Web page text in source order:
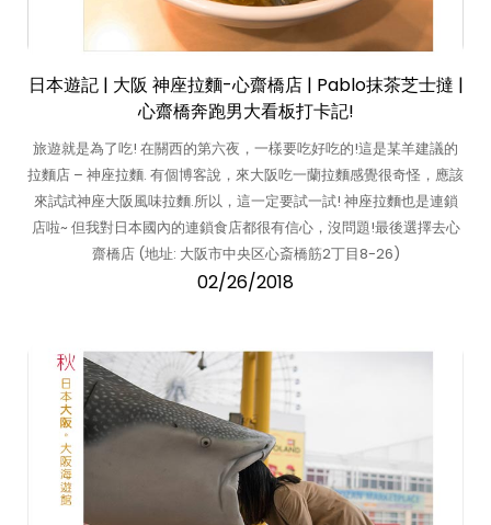
日本遊記 | 大阪 神座拉麵-心齋橋店 | Pablo抹茶芝士撻 |
心齋橋奔跑男大看板打卡記!
旅遊就是為了吃! 在關西的第六夜，一樣要吃好吃的!這是某羊建議的
拉麵店 – 神座拉麵. 有個博客說，來大阪吃一蘭拉麵感覺很奇怪，應該
來試試神座大阪風味拉麵.所以，這一定要試一試! 神座拉麵也是連鎖
店啦~ 但我對日本國內的連鎖食店都很有信心，沒問題!最後選擇去心
齋橋店 (地址: 大阪市中央区心斎橋筋2丁目8-26)
02/26/2018